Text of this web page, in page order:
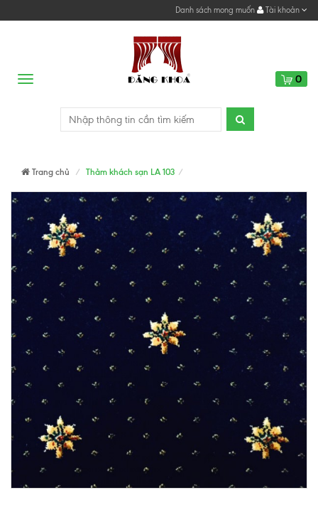
Danh sách mong muốn Tài khoản
Menu 0
Trang chủ Thảm khách sạn LA 103